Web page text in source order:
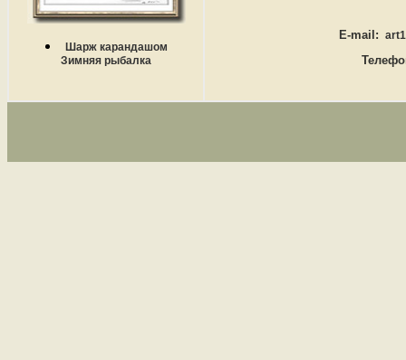
Шарж карандашом
Зимняя рыбалка
E-mail: